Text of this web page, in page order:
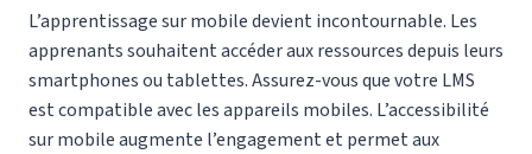
L’apprentissage sur mobile devient incontournable. Les
apprenants souhaitent accéder aux ressources depuis leurs
smartphones ou tablettes. Assurez-vous que votre LMS
est compatible avec les appareils mobiles. L’accessibilité
sur mobile augmente l’engagement et permet aux